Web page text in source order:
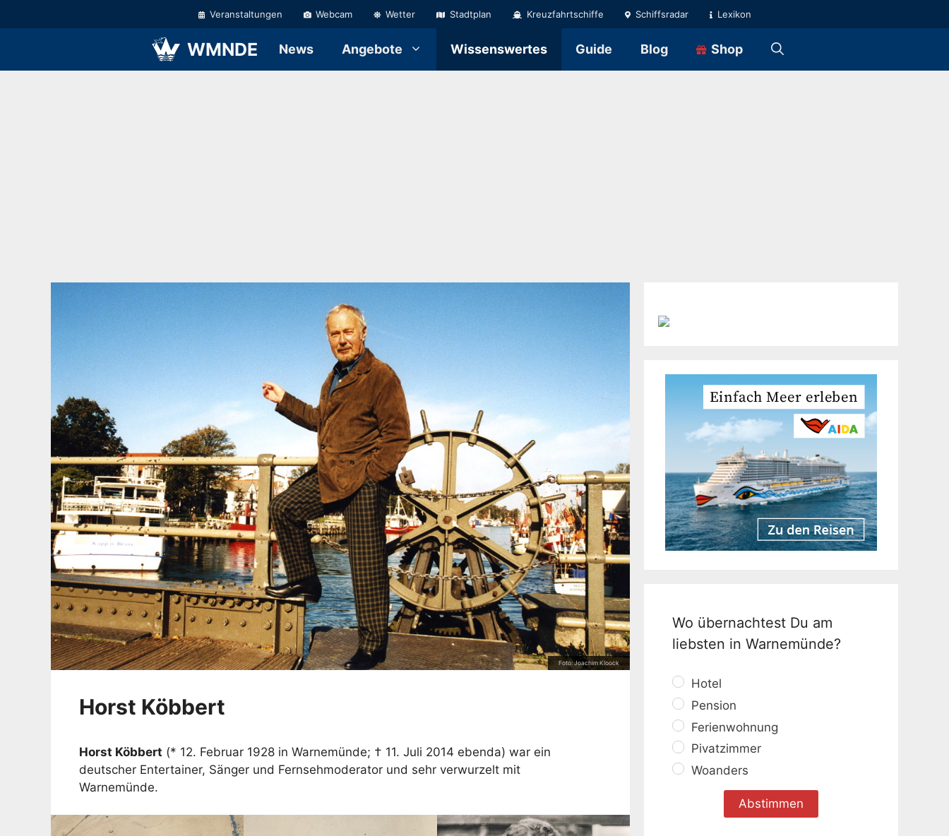
Inhalt
Veranstaltungen Webcam Wetter Stadtplan Kreuzfahrtschiffe Schiffsradar Lexikon
WMNDE News Angebote Wissenswertes Guide Blog Shop
Foto: Joachim Kloock
Horst Köbbert
Horst Köbbert (* 12. Februar 1928 in Warnemünde; † 11. Juli 2014 ebenda) war ein
deutscher Entertainer, Sänger und Fernsehmoderator und sehr verwurzelt mit
Warnemünde.
Wo übernachtest Du am
liebsten in Warnemünde?
Hotel
Pension
Ferienwohnung
Pivatzimmer
Woanders